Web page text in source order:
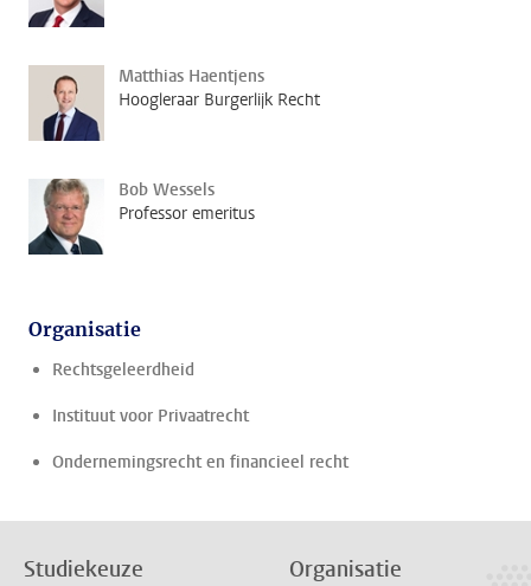
Matthias Haentjens
Hoogleraar Burgerlijk Recht
Bob Wessels
Professor emeritus
Organisatie
Rechtsgeleerdheid
Instituut voor Privaatrecht
Ondernemingsrecht en financieel recht
Studiekeuze Organisatie